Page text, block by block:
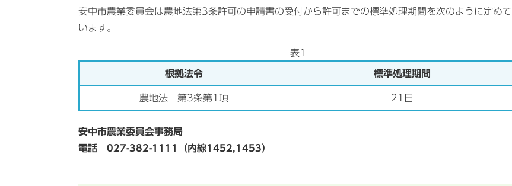
安中市農業委員会は農地法第3条許可の申請書の受付から許可までの標準処理期間を次のように定めて
います。
表1
根拠法令 標準処理期間
農地法 第3条第1項 21日
安中市農業委員会事務局
電話 027-382-1111（内線1452,1453）